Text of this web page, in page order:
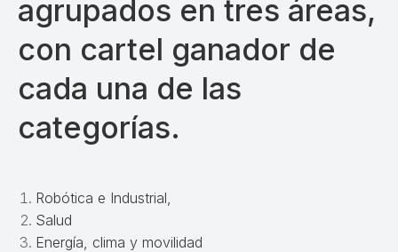
agrupados en tres áreas,
con cartel ganador de
cada una de las
categorías.
Robótica e Industrial,
Salud
Energía, clima y movilidad